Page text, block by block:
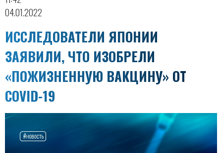
04.01.2022
ИССЛЕДОВАТЕЛИ ЯПОНИИ
ЗАЯВИЛИ, ЧТО ИЗОБРЕЛИ
«ПОЖИЗНЕННУЮ ВАКЦИНУ» ОТ
COVID-19